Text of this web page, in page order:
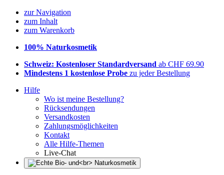
zur Navigation
zum Inhalt
zum Warenkorb
100% Naturkosmetik
Schweiz: Kostenloser Standardversand ab CHF 69.90
Mindestens 1 kostenlose Probe zu jeder Bestellung
Hilfe
Wo ist meine Bestellung?
Rücksendungen
Versandkosten
Zahlungsmöglichkeiten
Kontakt
Alle Hilfe-Themen
Live-Chat